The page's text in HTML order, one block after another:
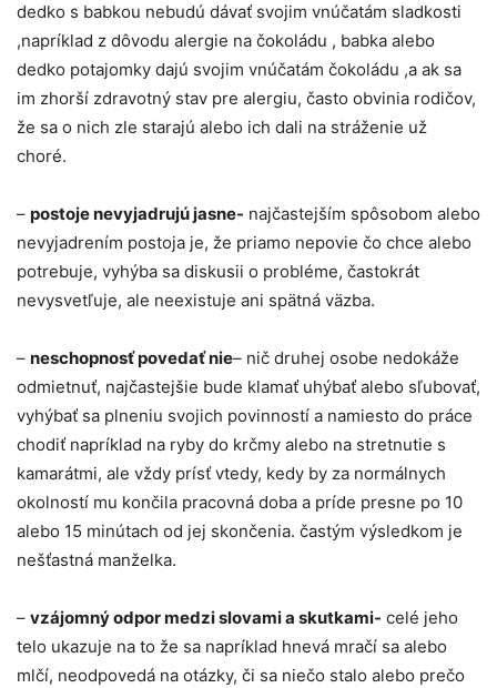
dedko s babkou nebudú dávať svojim vnúčatám sladkosti
,napríklad z dôvodu alergie na čokoládu , babka alebo
dedko potajomky dajú svojim vnúčatám čokoládu ,a ak sa
im zhorší zdravotný stav pre alergiu, často obvinia rodičov,
že sa o nich zle starajú alebo ich dali na stráženie už
choré.
– postoje nevyjadrujú jasne- najčastejším spôsobom alebo
nevyjadrením postoja je, že priamo nepovie čo chce alebo
potrebuje, vyhýba sa diskusii o probléme, častokrát
nevysvetľuje, ale neexistuje ani spätná väzba.
– neschopnosť povedať nie– nič druhej osobe nedokáže
odmietnuť, najčastejšie bude klamať uhýbať alebo sľubovať,
vyhýbať sa plneniu svojich povinností a namiesto do práce
chodiť napríklad na ryby do krčmy alebo na stretnutie s
kamarátmi, ale vždy prísť vtedy, kedy by za normálnych
okolností mu končila pracovná doba a príde presne po 10
alebo 15 minútach od jej skončenia. častým výsledkom je
nešťastná manželka.
– vzájomný odpor medzi slovami a skutkami- celé jeho
telo ukazuje na to že sa napríklad hnevá mračí sa alebo
mlčí, neodpovedá na otázky, či sa niečo stalo alebo prečo